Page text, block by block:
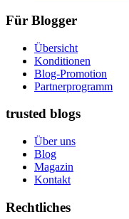
Für Blogger
Übersicht
Konditionen
Blog-Promotion
Partnerprogramm
trusted blogs
Über uns
Blog
Magazin
Kontakt
Rechtliches